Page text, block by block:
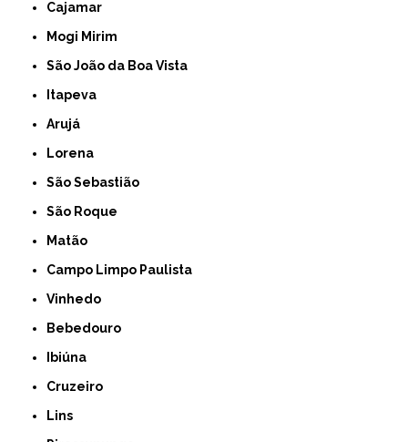
Cajamar
Mogi Mirim
São João da Boa Vista
Itapeva
Arujá
Lorena
São Sebastião
São Roque
Matão
Campo Limpo Paulista
Vinhedo
Bebedouro
Ibiúna
Cruzeiro
Lins